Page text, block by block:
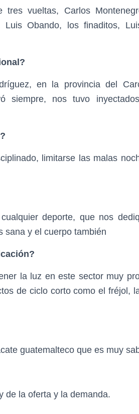
vueltas, Carlos
Luis Obando, los finaditos,
en la provincia del
siempre, nos tuvo
limitarse las malas
deporte, que nos
sana y el cuerpo también
la luz en este sector muy
de ciclo corto como el fréjol,
guatemalteco que es muy
de la oferta y la demanda.